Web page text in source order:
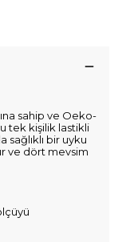
sahip ve Oeko-
tek kişilik lastikli
sağlıklı bir uyku
ve dört mevsim